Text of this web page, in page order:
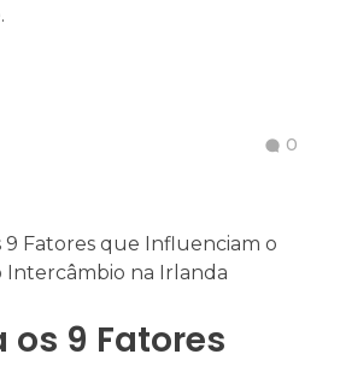
0
os 9 Fatores